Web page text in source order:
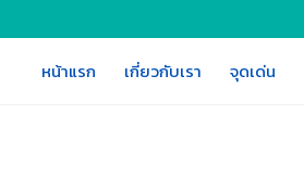
หน้าแรก เกี่ยวกับเรา จุดเด่น